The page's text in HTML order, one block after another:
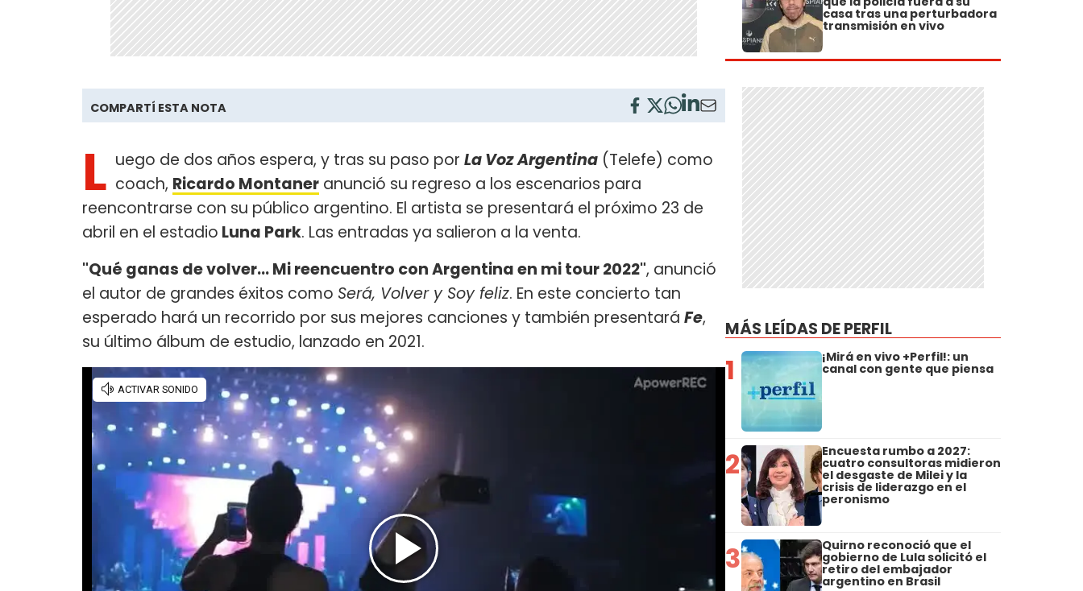
COMPARTÍ ESTA NOTA
L uego de dos años espera, y tras su paso por La Voz Argentina (Telefe) como
coach, Ricardo Montaner anunció su regreso a los escenarios para
reencontrarse con su público argentino. El artista se presentará el próximo 23 de
abril en el estadio Luna Park. Las entradas ya salieron a la venta.
"Qué ganas de volver... Mi reencuentro con Argentina en mi tour 2022", anunció
el autor de grandes éxitos como Será, Volver y Soy feliz. En este concierto tan
esperado hará un recorrido por sus mejores canciones y también presentará Fe,
su último álbum de estudio, lanzado en 2021.
casa tras una perturbadora
transmisión en vivo
MÁS LEÍDAS DE PERFIL
1 ¡Mirá en vivo +Perfil!: un
canal con gente que piensa
2 Encuesta rumbo a 2027:
cuatro consultoras midieron
el desgaste de Milei y la
crisis de liderazgo en el
peronismo
3 Quirno reconoció que el
gobierno de Lula solicitó el
retiro del embajador
argentino en Brasil